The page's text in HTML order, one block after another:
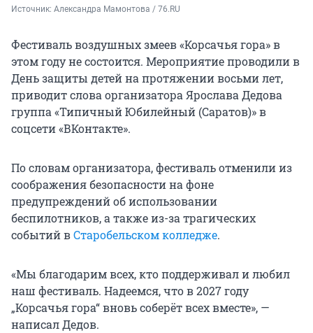
Источник: Александра Мамонтова / 76.RU
Фестиваль воздушных змеев «Корсачья гора» в
этом году не состоится. Мероприятие проводили в
День защиты детей на протяжении восьми лет,
приводит слова организатора Ярослава Дедова
группа «Типичный Юбилейный (Саратов)» в
соцсети «ВКонтакте».
По словам организатора, фестиваль отменили из
соображения безопасности на фоне
предупреждений об использовании
беспилотников, а также из-за трагических
событий вСтаробельском колледже.
«Мы благодарим всех, кто поддерживал и любил
наш фестиваль. Надеемся, что в 2027 году
„Корсачья гора“ вновь соберёт всех вместе», —
написал Дедов.